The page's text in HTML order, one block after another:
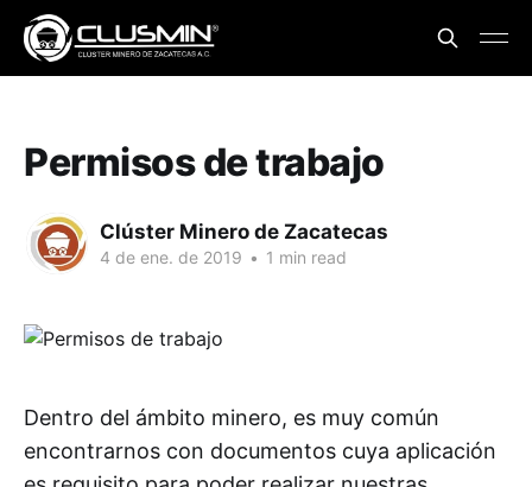
Permisos de trabajo
Clúster Minero de Zacatecas
4 de ene. de 2019 • 1 min read
Dentro del ámbito minero, es muy común
encontrarnos con documentos cuya aplicación